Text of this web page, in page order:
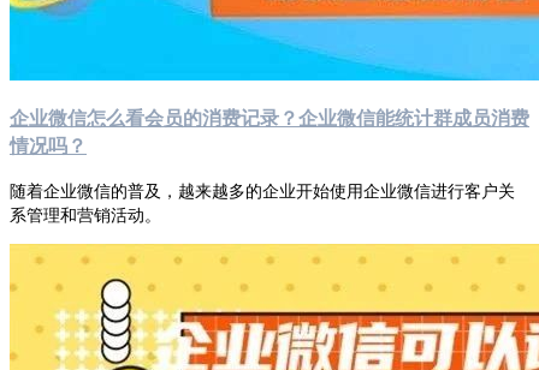
企业微信怎么看会员的消费记录？企业微信能统计群成员消费
情况吗？
随着企业微信的普及，越来越多的企业开始使用企业微信进行客户关
系管理和营销活动。